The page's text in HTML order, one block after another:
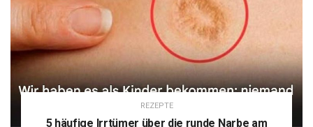
REZEPTE
5 häufige Irrtümer über die runde Narbe am